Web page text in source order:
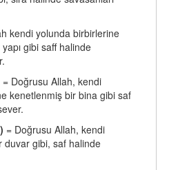
kendi yolunda birbirlerine
gibi saff halinde
= Doğrusu Allah, kendi
kenetlenmiş bir bina gibi saf
= Doğrusu Allah, kendi
duvar gibi, saf halinde